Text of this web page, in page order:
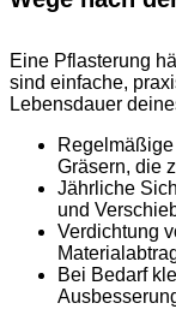
Eine Pflasterung
sind einfache,
Lebensdauer
Gräsern, die
Jährliche
und
Verdichtung
Bei Bedarf